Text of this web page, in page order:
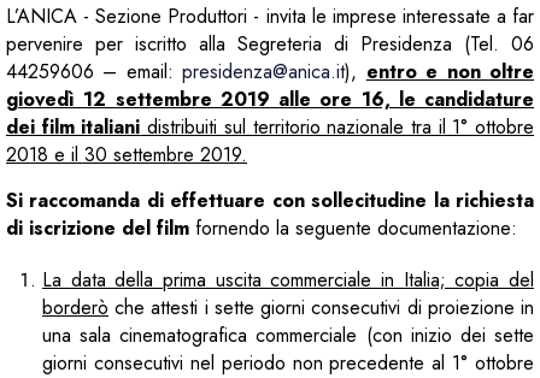
L’ANICA - Sezione Produttori - invita le imprese interessate a far
pervenire per iscritto alla Segreteria di Presidenza (Tel. 06
44259606 – email:presidenza@anica.it), entro e non oltre
giovedì 12 settembre 2019 alle ore 16, le candidature
dei film italiani distribuiti sul territorio nazionale tra il 1° ottobre
2018 e il 30 settembre 2019.
Si raccomanda di effettuare con sollecitudine la richiesta
di iscrizione del film fornendo la seguente documentazione:
La data della prima uscita commerciale in Italia; copia del
borderò che attesti i sette giorni consecutivi di proiezione in
una sala cinematografica commerciale (con inizio dei sette
giorni consecutivi nel periodo non precedente al 1° ottobre